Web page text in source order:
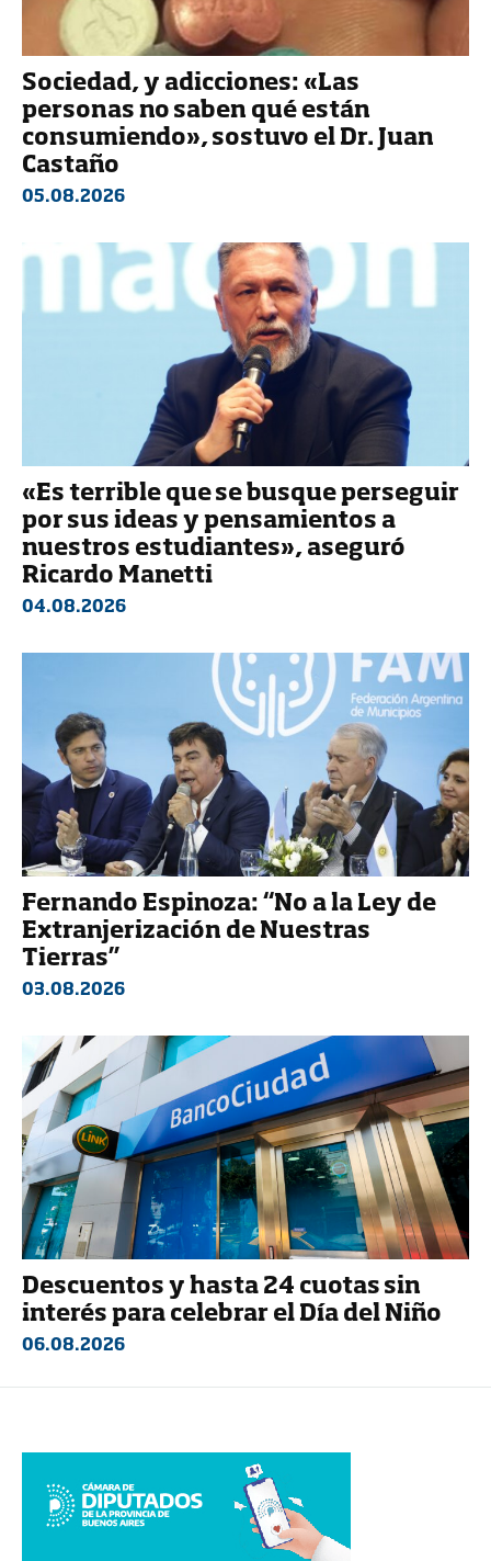
Sociedad, y adicciones: «Las
personas no saben qué están
consumiendo», sostuvo el Dr. Juan
Castaño
05.08.2026
«Es terrible que se busque perseguir
por sus ideas y pensamientos a
nuestros estudiantes», aseguró
Ricardo Manetti
04.08.2026
Fernando Espinoza: “No a la Ley de
Extranjerización de Nuestras
Tierras”
03.08.2026
Descuentos y hasta 24 cuotas sin
interés para celebrar el Día del Niño
06.08.2026